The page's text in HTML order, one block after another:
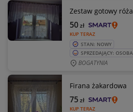
Zestaw gotowy róża
KUP TERAZ
50zł
STAN: NOWY
SPRZEDAJĄCY:
BOGATYNIA
Firana żakardowa
KUP TERAZ
75zł